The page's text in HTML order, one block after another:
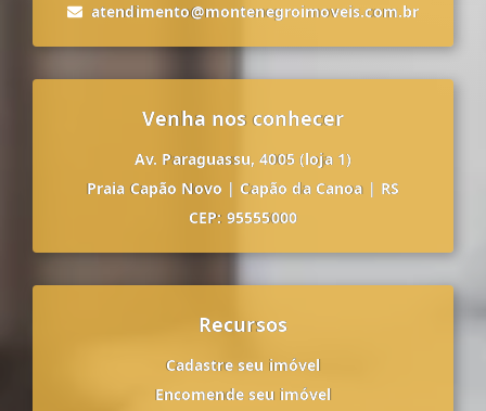
atendimento@montenegroimoveis.com.br
Venha nos conhecer
Av. Paraguassu, 4005 (loja 1)
Praia Capão Novo | Capão da Canoa | RS
CEP: 95555000
Recursos
Cadastre seu imóvel
Encomende seu imóvel